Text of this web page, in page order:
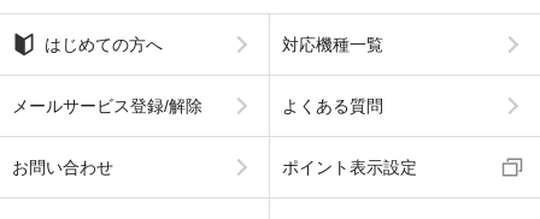
はじめての方へ 対応機種一覧
メールサービス登録/解除 よくある質問
お問い合わせ ポイント表示設定